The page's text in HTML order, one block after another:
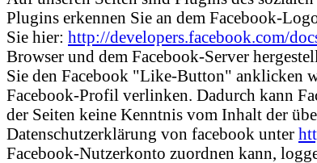
Plugins erkennen Sie an dem Facebook-
Sie hier: http://developers.facebook.com/
Browser und dem Facebook-Server
Sie den Facebook "Like-Button" anklicken
Facebook-Profil verlinken. Dadurch kann
der Seiten keine Kenntnis vom Inhalt der
Datenschutzerklärung von facebook unter
Facebook-Nutzerkonto zuordnen kann,